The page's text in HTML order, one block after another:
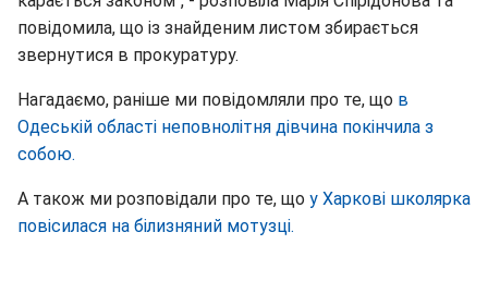
повідомила, що із знайденим листом збирається
звернутися в прокуратуру.
Нагадаємо, раніше ми повідомляли про те, що в
Одеській області неповнолітня дівчина покінчила з
собою.
А також ми розповідали про те, що у Харкові школярка
повісилася на білизняний мотузці.